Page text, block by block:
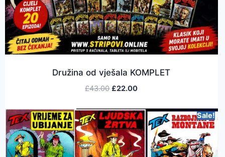
Družina od vješala KOMPLET
£43.00 £22.00
Sale!